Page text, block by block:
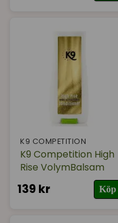
K9 COMPETITION
K9 Competition High
Rise VolymBalsam
139 kr Köp